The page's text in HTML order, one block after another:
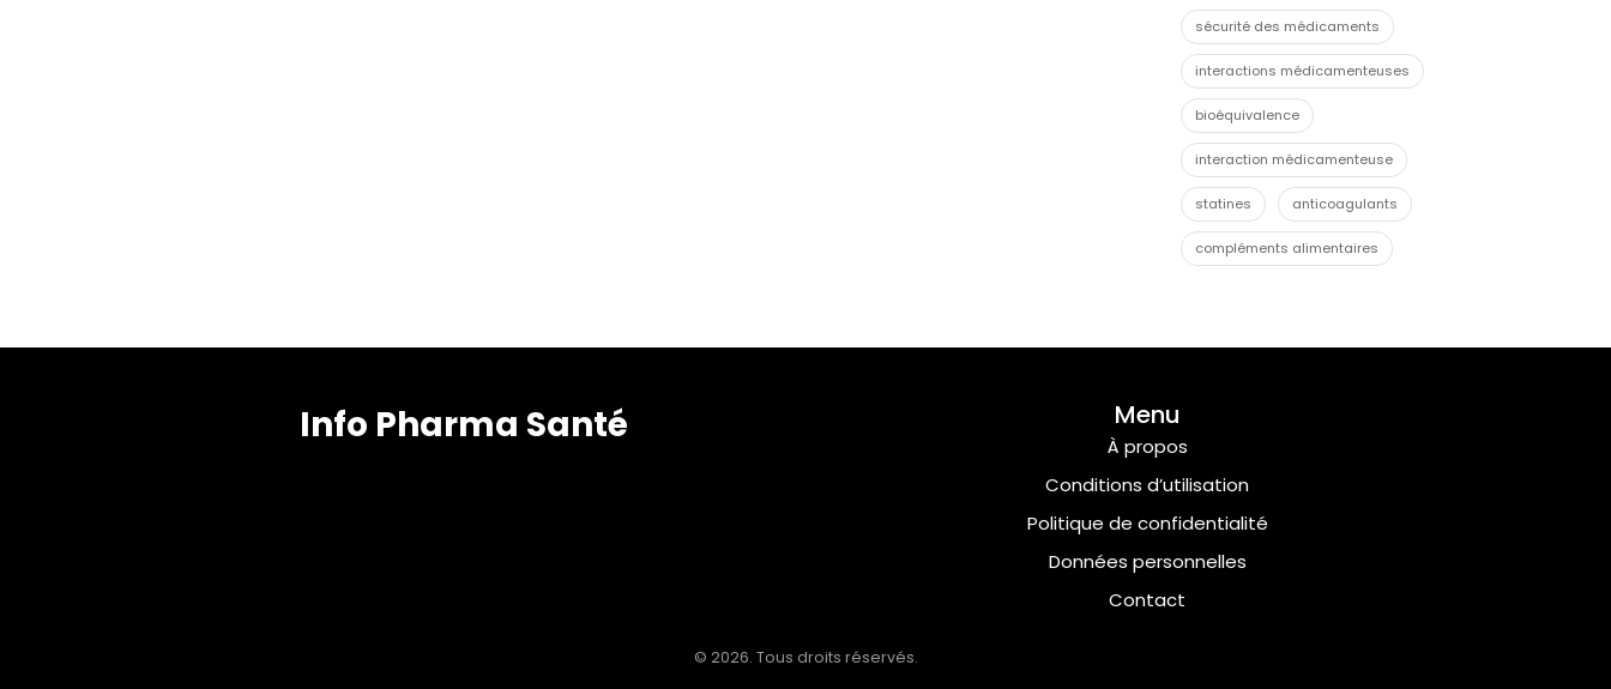
sécurité des médicaments
interactions médicamenteuses
bioéquivalence
interaction médicamenteuse
statines anticoagulants
compléments alimentaires
Info Pharma Santé Menu
À propos
Conditions d’utilisation
Politique de confidentialité
Données personnelles
Contact
© 2026. Tous droits réservés.